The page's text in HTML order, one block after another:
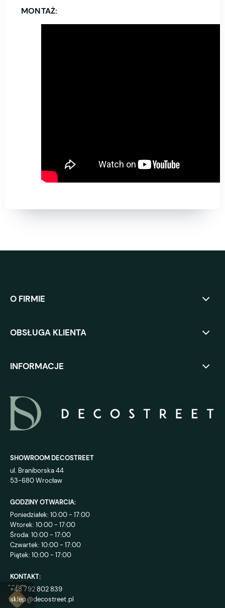
MONTAŻ:
O FIRMIE
OBSŁUGA KLIENTA
INFORMACJE
SHOWROOM DECOSTREET
ul. Braniborska 44
53-680 Wrocław
GODZINY OTWARCIA:
Poniedziałek: 10:00 - 17:00
Wtorek: 10:00 - 17:00
Środa: 10:00 - 17:00
Czwartek: 10:00 - 17:00
Piątek: 10:00 - 17:00
KONTAKT:
+48 792 802 839
sklep@decostreet.pl
4.9